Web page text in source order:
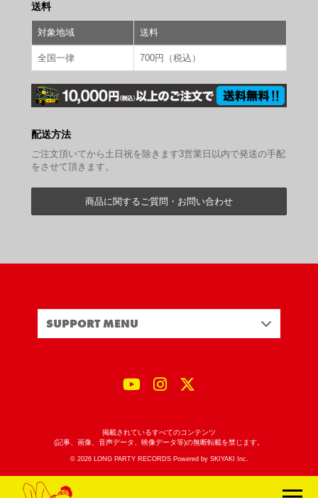
送料
対象地域 送料
全国一律 700円（税込）
配送方法
ご注文頂いてから土日祝を除きます3営業日以内で発送の手配
をさせて頂きます。
商品に関するご質問・お問い合わせ
SUPPORT MENU
掲載されているすべてのコンテンツ
(記事、画像、音声データ、映像データ等)の無断転載を禁じます。
© 2026 LONG PARTY RECORDS Powered by SKIYAKI Inc.